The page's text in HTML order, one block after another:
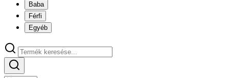
Baba
Férfi
Egyéb